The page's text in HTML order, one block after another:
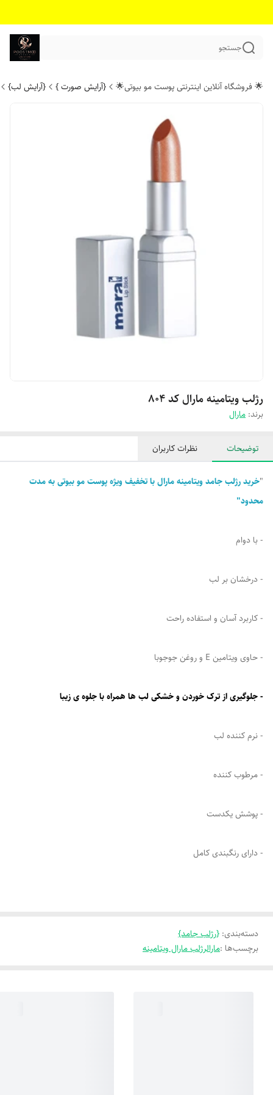
جستجو
🌟 فروشگاه آنلاین اینترنتی پوست مو بیوتی🌟 {آرایش صورت } {آرایش لب}
رژلب ویتامینه مارال کد ۸۰۴
برند: مارال
توضیحات نظرات کاربران
"خرید رژلب جامد ویتامینه مارال با تخفیف ویژه پوست مو بیوتی به مدت
محدود"
- با دوام
- درخشان بر لب
- کاربرد آسان و استفاده راحت
- حاوی ویتامین E و روغن جوجوبا
- جلوگیری از ترک خوردن و خشکی لب ها همراه با جلوه ی زیبا
- نرم کننده لب
- مرطوب کننده
- پوشش یکدست
- دارای رنگبندی کامل
دسته‌بندی: {رژلب جامد}
برچسب‌ها :مارالرژلب مارال ویتامینه